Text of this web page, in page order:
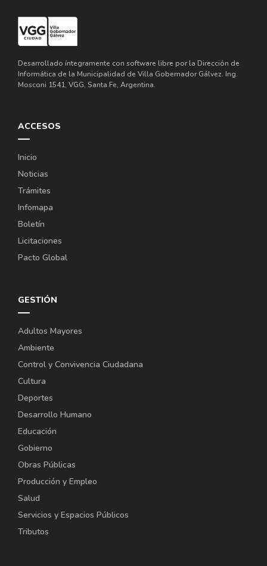
Desarrollado íntegramente con software libre por la Dirección de
Informática de la Municipalidad de Villa Gobernador Gálvez. Ing.
Mosconi 1541, VGG, Santa Fe, Argentina.
ACCESOS
Inicio
Noticias
Trámites
Infomapa
Boletín
Licitaciones
Pacto Global
GESTIÓN
Adultos Mayores
Ambiente
Control y Convivencia Ciudadana
Cultura
Deportes
Desarrollo Humano
Educación
Gobierno
Obras Públicas
Producción y Empleo
Salud
Servicios y Espacios Públicos
Tributos